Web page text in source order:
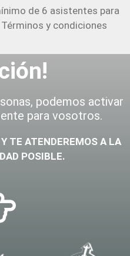
de 6 asistentes para
y condiciones
podemos activar
para vosotros.
TE ATENDEREMOS A LA
POSIBLE.